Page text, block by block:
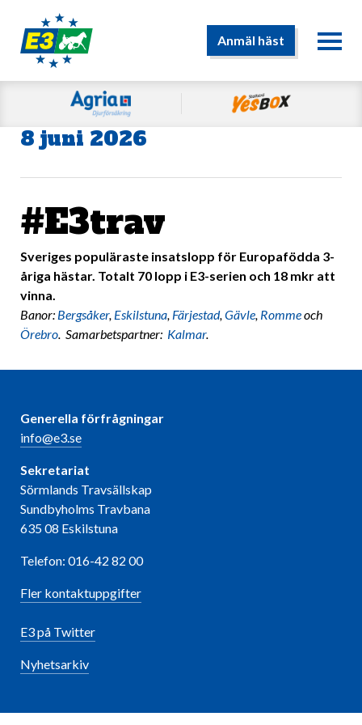
Anmäl häst
8 juni 2026
#E3trav
Sveriges populäraste insatslopp för Europafödda 3-
åriga hästar. Totalt 70 lopp i E3-serien och 18 mkr att
vinna.
Banor: Bergsåker, Eskilstuna, Färjestad,Gävle, Rommeoch
Örebro. Samarbetspartner: Kalmar.
Generella förfrågningar
info@e3.se
Sekretariat
Sörmlands Travsällskap
Sundbyholms Travbana
635 08 Eskilstuna
Telefon: 016-42 82 00
Fler kontaktuppgifter
E3 på Twitter
Nyhetsarkiv